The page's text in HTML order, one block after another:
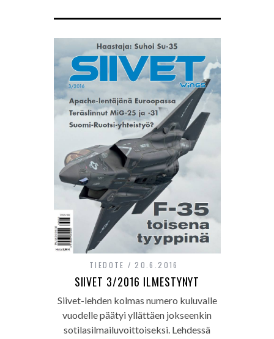
TIEDOTE 20.6.2016
SIIVET 3/2016 ILMESTYNYT
Siivet-lehden kolmas numero kuluvalle
vuodelle päätyi yllättäen jokseenkin
sotilasilmailuvoittoiseksi. Lehdessä